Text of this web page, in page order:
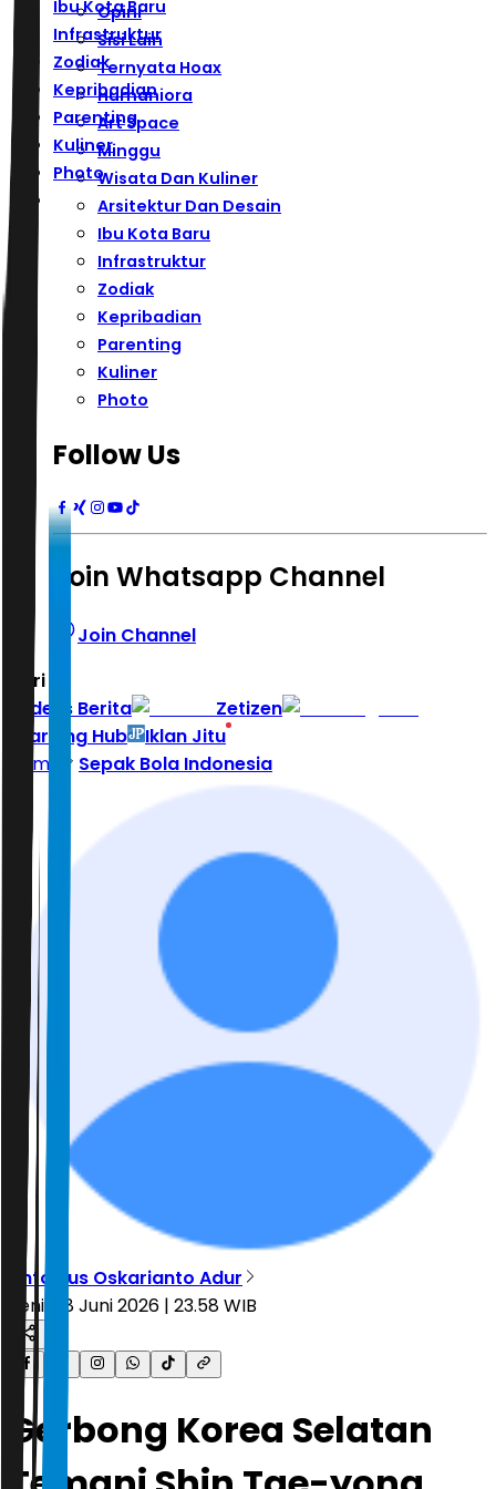
Ibu Kota Baru
Infrastruktur
Zodiak
Kepribadian
Parenting
Kuliner
Photo
Opini
Sisi Lain
Ternyata Hoax
Humaniora
Art Space
Minggu
Wisata Dan Kuliner
Arsitektur Dan Desain
Ibu Kota Baru
Infrastruktur
Zodiak
Kepribadian
Parenting
Kuliner
Photo
Follow Us
Join Whatsapp Channel
Join Channel
Hari ini
Indeks Berita
Zetizen
Learning Hub
Iklan Jitu
Home
Sepak Bola Indonesia
Antonius Oskarianto Adur
Senin, 8 Juni 2026 | 23.58 WIB
Gerbong Korea Selatan